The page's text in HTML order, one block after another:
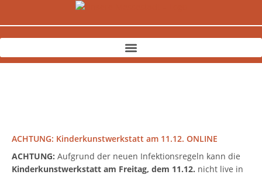
ACHTUNG: Kinderkunstwerkstatt am 11.12. ONLINE
ACHTUNG: Aufgrund der neuen Infektionsregeln kann die
Kinderkunstwerkstatt am Freitag, dem 11.12. nicht live in